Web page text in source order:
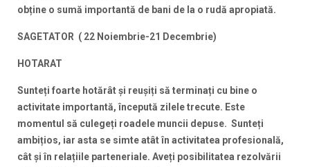
obține o sumă importantă de bani de la o rudă apropiată.
SAGETATOR ( 22 Noiembrie-21 Decembrie)
HOTARAT
Sunteți foarte hotărât și reușiți să terminați cu bine o
activitate importantă, începută zilele trecute. Este
momentul să culegeți roadele muncii depuse. Sunteți
ambițios, iar asta se simte atât în activitatea profesională,
cât și în relațiile parteneriale. Aveți posibilitatea rezolvării